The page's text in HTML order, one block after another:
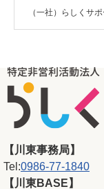
（一社）らしくサポ
【川東事務局】
Tel:0986-77-1840
【川東BASE】